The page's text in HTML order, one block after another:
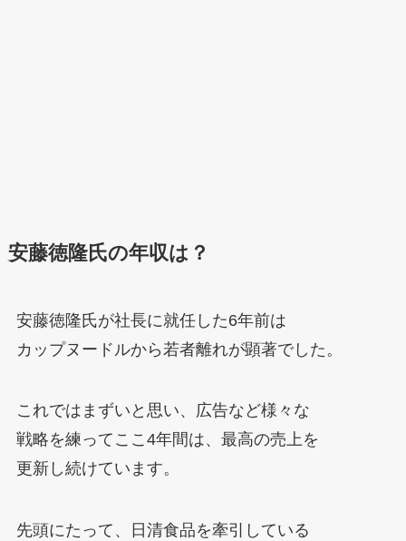
安藤徳隆氏の年収は？
安藤徳隆氏が社長に就任した6年前は
カップヌードルから若者離れが顕著でした。
これではまずいと思い、広告など様々な
戦略を練ってここ4年間は、最高の売上を
更新し続けています。
先頭にたって、日清食品を牽引している